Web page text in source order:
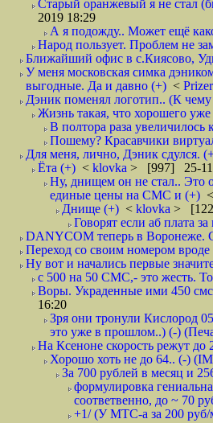
Старый оранжевый я не стал
2019 18:29
А я подожду.. Может ещё
Народ пользует. Проблем не
Ближайший офис в с.Киясово,
У меня московская симка
выгодные. Да и давно (+) < Prizer
Дэник поменял логотип.. (К
Жизнь такая, что хорошего
В полтора раза
Пошему? Красавчики
Для меня, лично, Дэник сдулся.
Ёта (+) < klovka > [997] 25-
Ну, днищем он не стал.. Это
единые цены на СМС и (+) <
Днище (+) < klovka >
Говорят если аб плата
DANYCOM теперь в Воронеже.
Переход со своим номером
Ну вот и начались первые
с 500 на 50 СМС,- это жесть.
Воры. Украденные ими 450 смс
16:20
Зря они тронули Кислород
это уже в прошлом..) (-)
На Ксеноне скорость режут до
Хорошо хоть не до 64.. (-)
За 700 рублей в месяц и
формулировка
соответвенно, до ~ 70
+1/ (У МТС-а за 200 руб/